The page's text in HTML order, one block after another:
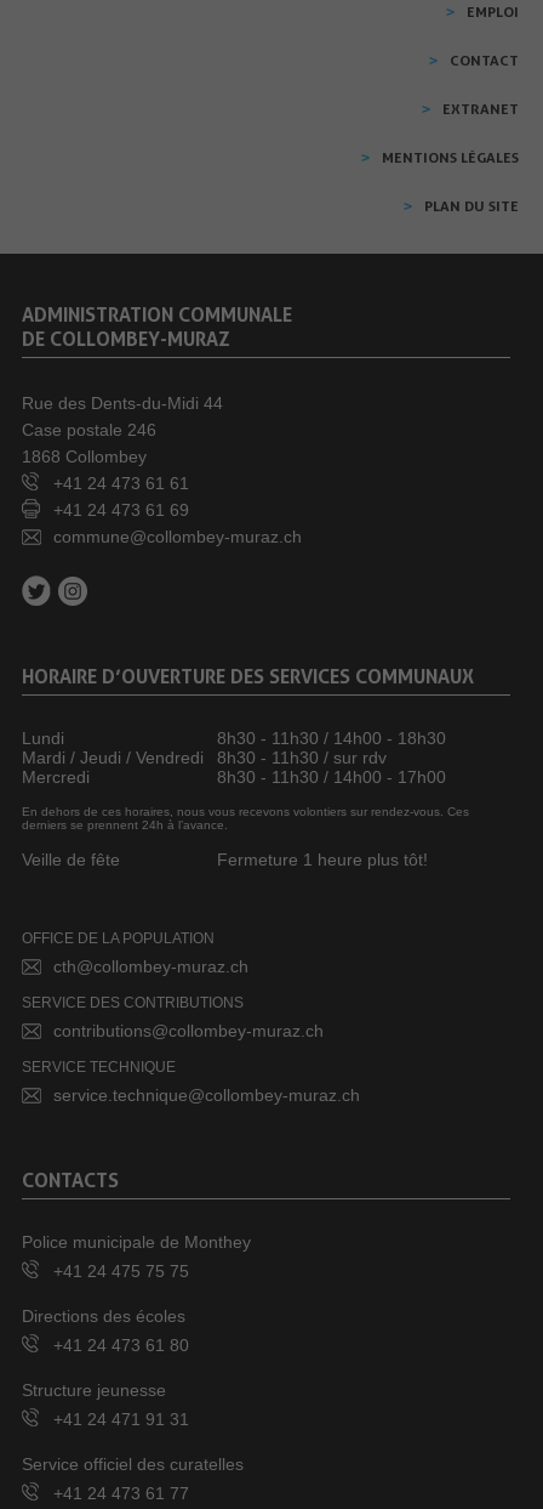
EMPLOI
CONTACT
EXTRANET
MENTIONS LÉGALES
PLAN DU SITE
ADMINISTRATION COMMUNALE
DE COLLOMBEY-MURAZ
Rue des Dents-du-Midi 44
Case postale 246
1868 Collombey
+41 24 473 61 61
+41 24 473 61 69
commune@collombey-muraz.ch
HORAIRE D’OUVERTURE DES SERVICES COMMUNAUX
Lundi
8h30 - 11h30 / 14h00 - 18h30
Mardi / Jeudi / Vendredi
8h30 - 11h30 / sur rdv
Mercredi
8h30 - 11h30 / 14h00 - 17h00
En dehors de ces horaires, nous vous recevons volontiers sur rendez-vous. Ces
derniers se prennent 24h à l’avance.
Veille de fête Fermeture 1 heure plus tôt!
OFFICE DE LA POPULATION
cth@collombey-muraz.ch
SERVICE DES CONTRIBUTIONS
contributions@collombey-muraz.ch
SERVICE TECHNIQUE
service.technique@collombey-muraz.ch
CONTACTS
Police municipale de Monthey
+41 24 475 75 75
Directions des écoles
+41 24 473 61 80
Structure jeunesse
+41 24 471 91 31
Service officiel des curatelles
+41 24 473 61 77